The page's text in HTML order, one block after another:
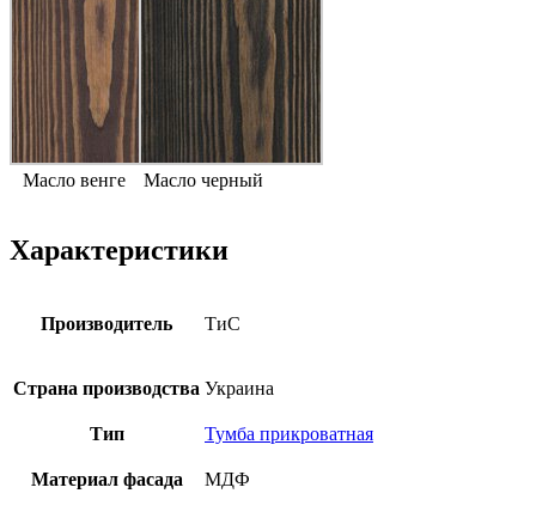
Масло венге Масло черный
Характеристики
Производитель ТиС
Страна производства Украина
Тип Тумба прикроватная
Материал фасада МДФ